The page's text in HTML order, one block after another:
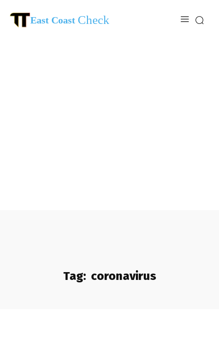
East Coast Check
Tag: coronavirus